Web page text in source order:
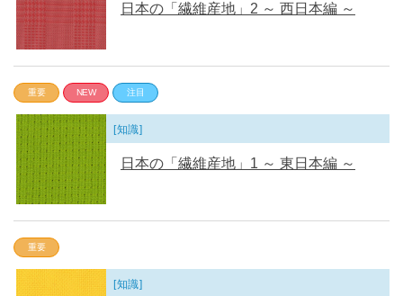
日本の「繊維産地」2 ～ 西日本編 ～
重要 NEW 注目
[知識]
日本の「繊維産地」1 ～ 東日本編 ～
重要
[知識]